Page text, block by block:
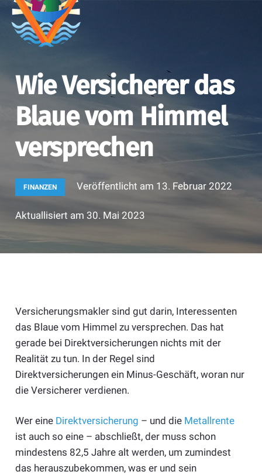
Wie Versicherer das
Blaue vom Himmel
versprechen
FINANZEN Veröffentlicht am 13. Februar 2022
Aktuallisiert am 30. Mai 2023
Versicherungsmakler sind gut darin, Interessenten
das Blaue vom Himmel zu versprechen. Das hat
gerade bei Direktversicherungen nichts mit der
Realität zu tun. In der Regel sind
Direktversicherungen ein Minus-Geschäft, woran nur
die Versicherer verdienen.
Wer eine Direktversicherung – und die Metallrente
ist auch so eine – abschließt, der muss schon
mindestens 82,5 Jahre alt werden, um zumindest
das herauszubekommen, was er und sein